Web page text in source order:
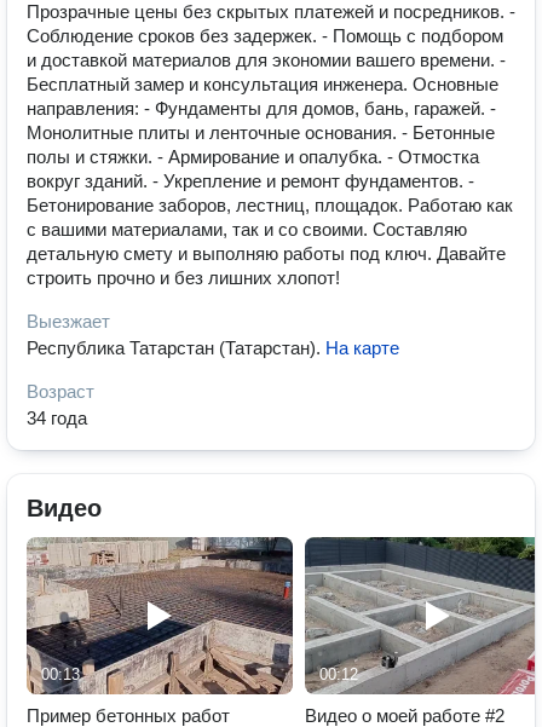
Прозрачные цены без скрытых платежей и посредников. -
Соблюдение сроков без задержек. - Помощь с подбором
и доставкой материалов для экономии вашего времени. -
Бесплатный замер и консультация инженера. Основные
направления: - Фундаменты для домов, бань, гаражей. -
Монолитные плиты и ленточные основания. - Бетонные
полы и стяжки. - Армирование и опалубка. - Отмостка
вокруг зданий. - Укрепление и ремонт фундаментов. -
Бетонирование заборов, лестниц, площадок. Работаю как
с вашими материалами, так и со своими. Составляю
детальную смету и выполняю работы под ключ. Давайте
строить прочно и без лишних хлопот!
Выезжает
Республика Татарстан (Татарстан). На карте
Возраст
34 года
Видео
00:13
Пример бетонных работ
00:12
Видео о моей работе #2